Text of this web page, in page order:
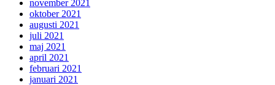
november 2021
oktober 2021
augusti 2021
juli 2021
maj 2021
april 2021
februari 2021
januari 2021